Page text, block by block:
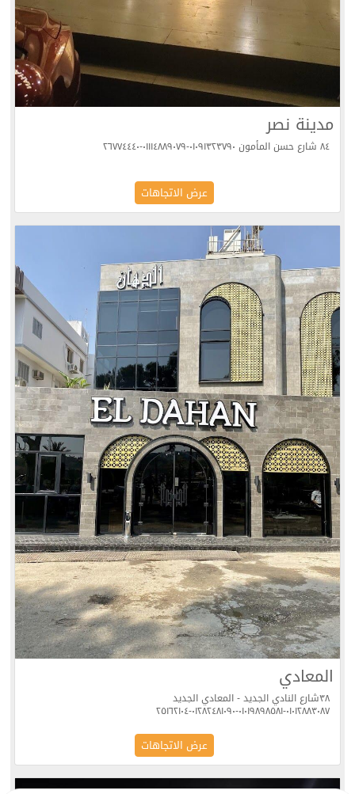
مدينة نصر
٨٤ شارع حسن المأمون ٠١٠٩١٣٢٣٧٩٠-٠١١١٤٨٨٩٠٧٩-٢٦٧٧٤٤٤٠
عرض الاتجاهات
المعادي
٣٨شارع النادي الجديد - المعادي الجديد
٠١٠١٢٨٨٣٠٨٧-٠١٠١٩٨٩٨٥٨١-٠١٢٨٢٤٨١٠٩٠-٢٥١٦٢١٠٤
عرض الاتجاهات